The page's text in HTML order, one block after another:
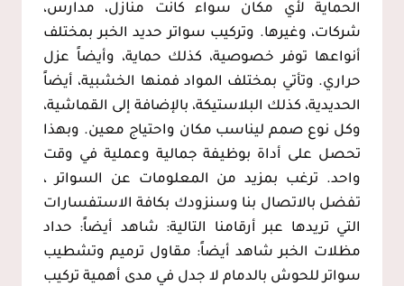
الحماية لأي مكان سواء كانت منازل، مدارس،
شركات، وغيرها. وتركيب سواتر حديد الخبر بمختلف
أنواعها توفر خصوصية، كذلك حماية، وأيضاً عزل
حراري. وتأتي بمختلف المواد فمنها الخشبية، أيضاً
الحديدية، كذلك البلاستيكة، بالإضافة إلى القماشية،
وكل نوع صمم ليناسب مكان واحتياج معين. وبهذا
تحصل على أداة بوظيفة جمالية وعملية في وقت
واحد. ترغب بمزيد من المعلومات عن السواتر ،
تفضل بالاتصال بنا وسنزودك بكافة الاستفسارات
التي تريدها عبر أرقامنا التالية: شاهد أيضاً: حداد
مظلات الخبر شاهد أيضاً: مقاول ترميم وتشطيب
سواتر للحوش بالدمام لا جدل في مدى أهمية تركيب